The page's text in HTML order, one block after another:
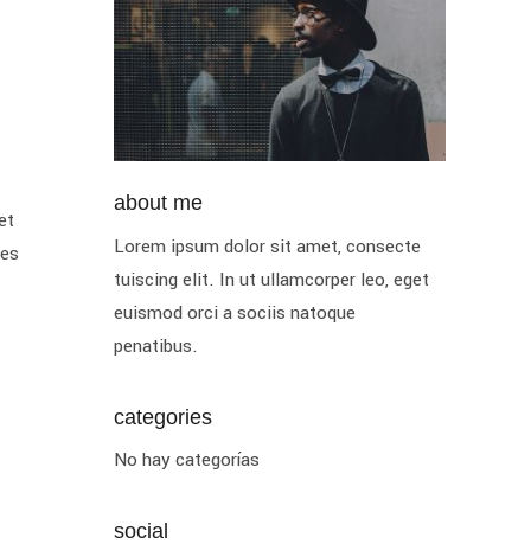
about me
Lorem ipsum dolor sit amet, consecte
tuiscing elit. In ut ullamcorper leo, eget
euismod orci a sociis natoque
penatibus.
categories
No hay categorías
social